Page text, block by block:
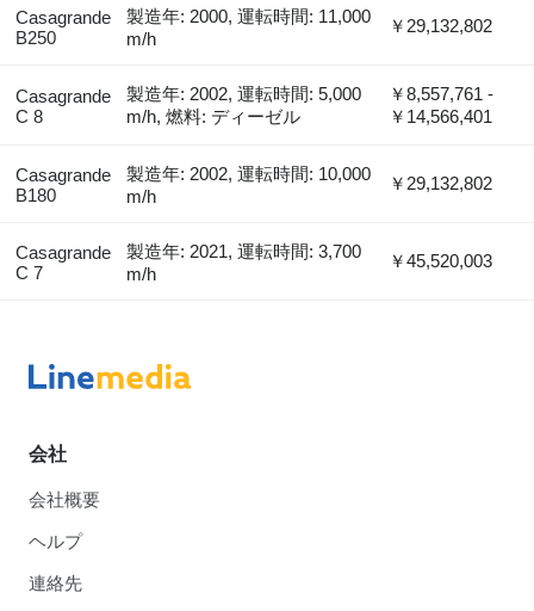
Casagrande
B250
製造年: 2000, 運転時間: 11,000
m/h
￥29,132,802
Casagrande
C 8
製造年: 2002, 運転時間: 5,000
m/h, 燃料: ディーゼル
￥8,557,761 -
￥14,566,401
Casagrande
B180
製造年: 2002, 運転時間: 10,000
m/h
￥29,132,802
Casagrande
C 7
製造年: 2021, 運転時間: 3,700
m/h
￥45,520,003
会社
会社概要
ヘルプ
連絡先